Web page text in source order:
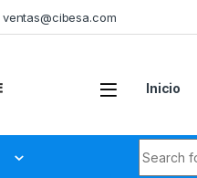
ventas@cibesa.com
Inicio